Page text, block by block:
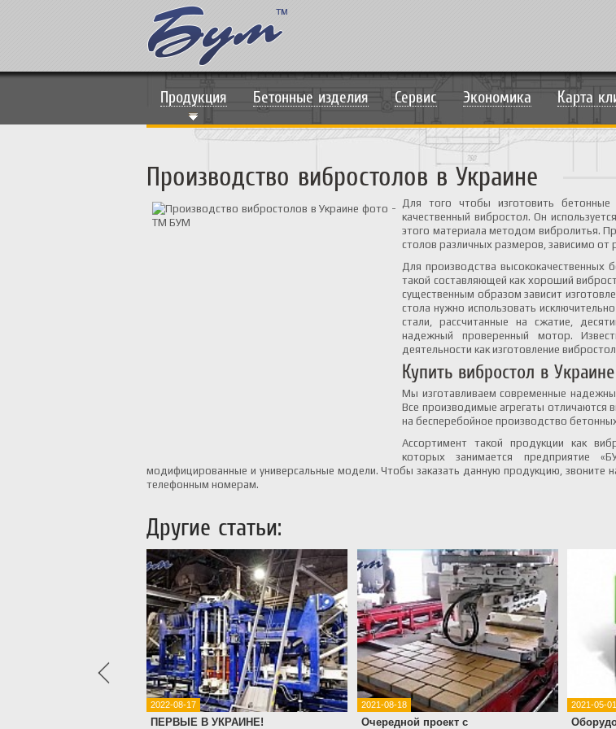
Продукция Бетонные изделия Сервис Экономика Карта
Производство вибростолов в Украине
Для того чтобы изготовить
качественный вибростол. Он
этого материала методом вибролитья.
столов различных размеров, зависимо
Для производства высококачественных
такой составляющей как хороший
существенным образом зависит
стола нужно использовать
стали, рассчитанные на сжатие,
надежный проверенный мотор.
деятельности как изготовление
Купить вибростол в
Мы изготавливаем современные
Все производимые агрегаты отличаются
на бесперебойное производство
Ассортимент такой продукции как
которых занимается предприятие
модифицированные и универсальные модели. Чтобы заказать данную продукцию, звоните
телефонным номерам.
Другие статьи:
2022-08-17
ПЕРВЫЕ В УКРАИНЕ!
2021-08-18
Очередной проект с
2021-05-01